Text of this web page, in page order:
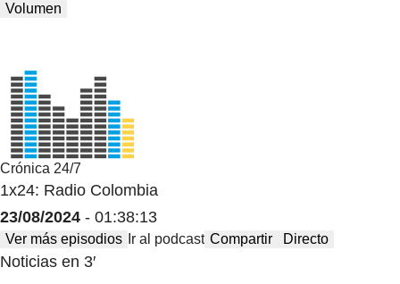
Volumen
Crónica 24/7
1x24: Radio Colombia
23/08/2024 - 01:38:13
Ver más episodios Ir al podcast Compartir Directo
Noticias en 3′